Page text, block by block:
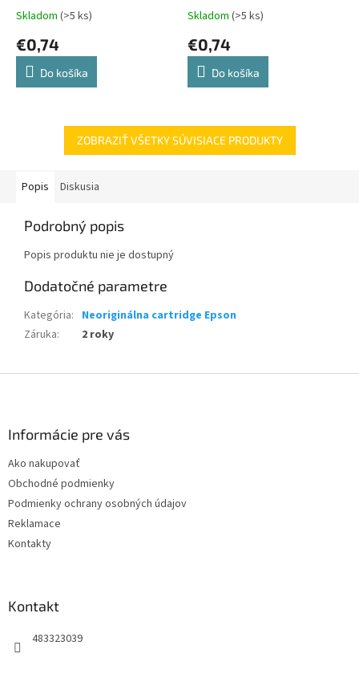
Skladom (>5 ks)
€0,74
Do košíka
Skladom (>5 ks)
€0,74
Do košíka
ZOBRAZIŤ VŠETKY SÚVISIACE PRODUKTY
Popis Diskusia
Podrobný popis
Popis produktu nie je dostupný
Dodatočné parametre
Kategória: Neoriginálna cartridge Epson
Záruka: 2 roky
Informácie pre vás
Ako nakupovať
Obchodné podmienky
Podmienky ochrany osobných údajov
Reklamace
Kontakty
Kontakt
483323039